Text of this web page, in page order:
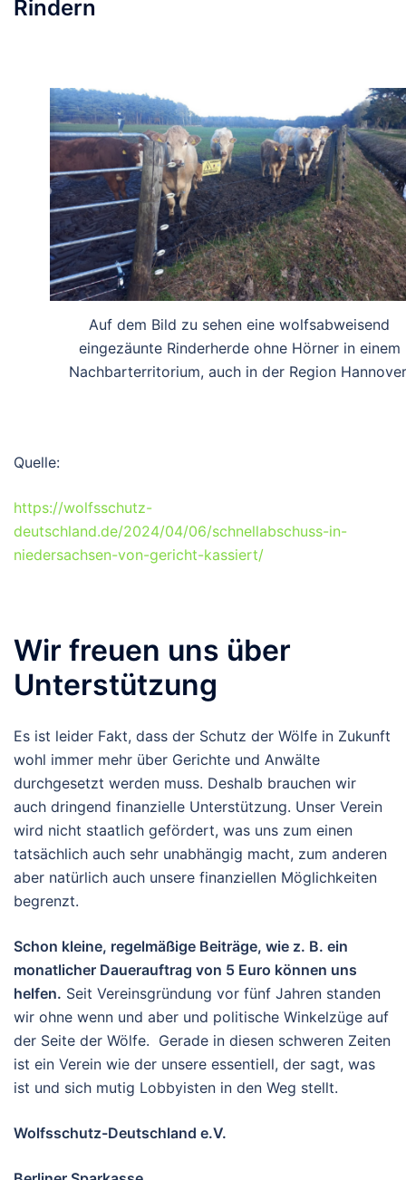
Rindern
Auf dem Bild zu sehen eine wolfsabweisend
eingezäunte Rinderherde ohne Hörner in einem
Nachbarterritorium, auch in der Region
Quelle:
https://wolfsschutz-
deutschland.de/2024/04/06/schnellabschuss-in-
niedersachsen-von-gericht-kassiert/
Wir freuen uns über
Unterstützung
Es ist leider Fakt, dass der Schutz der Wölfe in Zukunft
wohl immer mehr über Gerichte und Anwälte
durchgesetzt werden muss. Deshalb brauchen wir
auch dringend finanzielle Unterstützung. Unser Verein
wird nicht staatlich gefördert, was uns zum einen
tatsächlich auch sehr unabhängig macht, zum anderen
aber natürlich auch unsere finanziellen Möglichkeiten
begrenzt.
Schon kleine, regelmäßige Beiträge, wie z. B. ein
monatlicher Dauerauftrag von 5 Euro können uns
helfen. Seit Vereinsgründung vor fünf Jahren standen
wir ohne wenn und aber und politische Winkelzüge auf
der Seite der Wölfe. Gerade in diesen schweren Zeiten
ist ein Verein wie der unsere essentiell, der sagt, was
ist und sich mutig Lobbyisten in den Weg stellt.
Wolfsschutz-Deutschland e.V.